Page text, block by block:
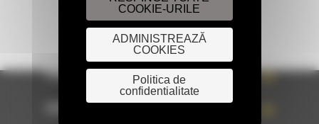
PRODUSE
COOKIE-URILE
ADMINISTREAZĂ
COOKIES
Politica de
confidentialitate